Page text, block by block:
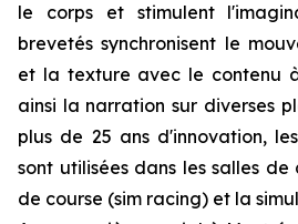
le corps et stimulent
brevetés synchronisent le
et la texture avec le contenu
ainsi la narration sur diverses
plus de 25 ans d'innovation,
sont utilisées dans les salles
de course (sim racing) et la